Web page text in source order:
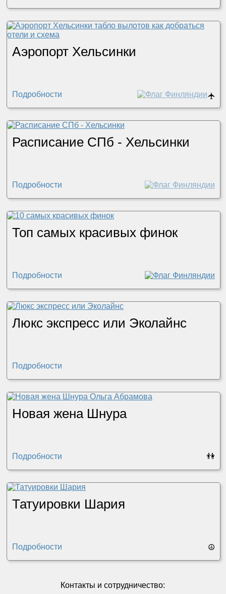
Аэропорт Хельсинки
Подробности 🛧
Расписание СПб - Хельсинки
Подробности
Топ самых красивых финок
Подробности
Люкс экспресс или Эколайнс
Подробности
Новая жена Шнура
Подробности 👫
Татуировки Шария
Подробности ☮
Контакты и сотрудничество: